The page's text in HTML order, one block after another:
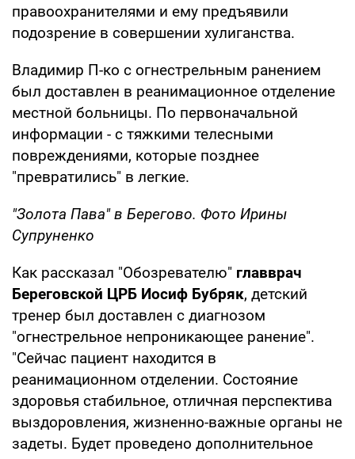
правоохранителями и ему предъявили
подозрение в совершении хулиганства.
Владимир П-ко с огнестрельным ранением
был доставлен в реанимационное отделение
местной больницы. По первоначальной
информации - с тяжкими телесными
повреждениями, которые позднее
"превратились" в легкие.
"Золота Пава" в Берегово. Фото Ирины
Супруненко
Как рассказал "Обозревателю" главврач
Береговской ЦРБ Иосиф Бубряк, детский
тренер был доставлен с диагнозом
"огнестрельное непроникающее ранение".
"Сейчас пациент находится в
реанимационном отделении. Состояние
здоровья стабильное, отличная перспектива
выздоровления, жизненно-важные органы не
задеты. Будет проведено дополнительное